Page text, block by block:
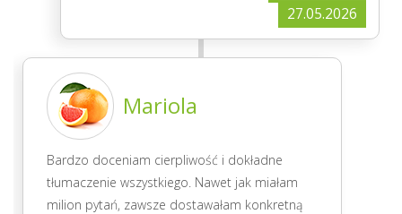
27.05.2026
Mariola
Bardzo doceniam cierpliwość i dokładne
tłumaczenie wszystkiego. Nawet jak miałam
milion pytań, zawsze dostawałam konkretną